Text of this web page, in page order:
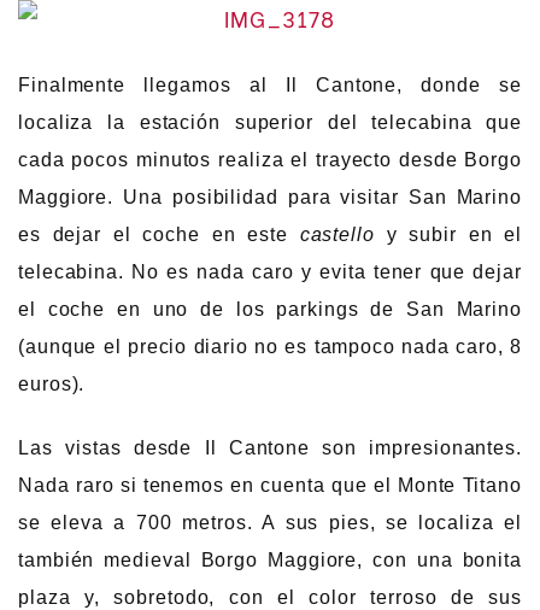
Finalmente llegamos al Il Cantone, donde se
localiza la estación superior del telecabina que
cada pocos minutos realiza el trayecto desde Borgo
Maggiore. Una posibilidad para visitar San Marino
es dejar el coche en este castello y subir en el
telecabina. No es nada caro y evita tener que dejar
el coche en uno de los parkings de San Marino
(aunque el precio diario no es tampoco nada caro, 8
euros).
Las vistas desde Il Cantone son impresionantes.
Nada raro si tenemos en cuenta que el Monte Titano
se eleva a 700 metros. A sus pies, se localiza el
también medieval Borgo Maggiore, con una bonita
plaza y, sobretodo, con el color terroso de sus